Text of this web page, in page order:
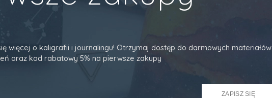
więcej o kaligrafii i journalingu! Otrzymaj dostęp do darmowych materiałów,
oraz kod rabatowy 5% na pierwsze zakupy
ZAPISZ SIĘ